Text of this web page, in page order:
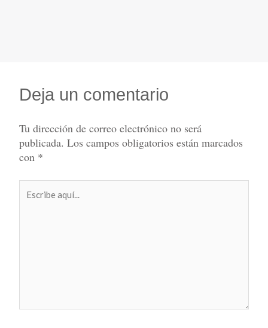
Deja un comentario
Tu dirección de correo electrónico no será
publicada. Los campos obligatorios están marcados
con *
aquí...